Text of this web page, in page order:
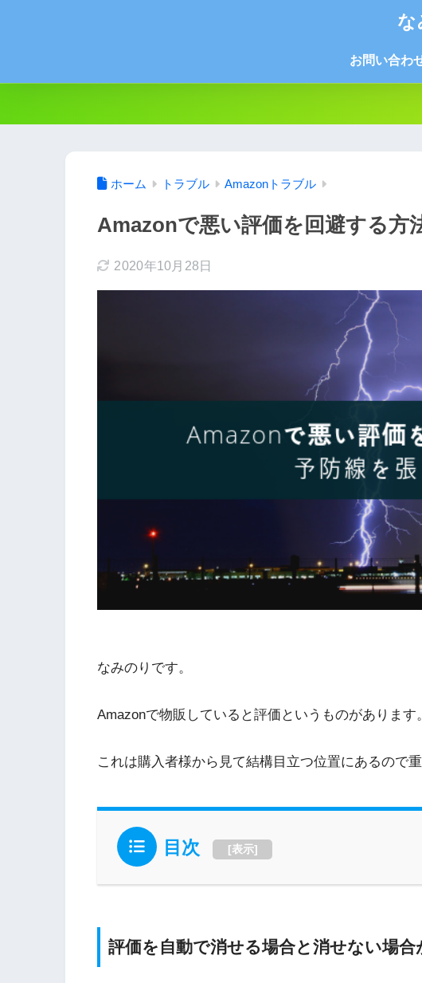
な
お問い合わ
ホーム トラブル Amazonトラブル
Amazonで悪い評価を回避する
2020年10月28日
なみのりです。
Amazonで物販していると評価というものがあります。
これは購入者様から見て結構目立つ位置にあるので重
目次 [表示]
評価を自動で消せる場合と消せない場合